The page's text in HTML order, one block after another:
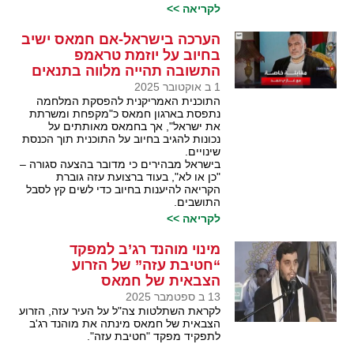
לקריאה >>
הערכה בישראל-אם חמאס ישיב
בחיוב על יוזמת טראמפ
התשובה תהייה מלווה בתנאים
1 ב אוקטובר 2025
התוכנית האמריקנית להפסקת המלחמה
נתפסת בארגון חמאס כ"מקפחת ומשרתת
את ישראל", אך בחמאס מאותתים על
נכונות להגיב בחיוב על התוכנית תוך הכנסת
שינויים.
בישראל מבהירים כי מדובר בהצעה סגורה –
"כן או לא", בעוד ברצועת עזה גוברת
הקריאה להיענות בחיוב כדי לשים קץ לסבל
התושבים.
לקריאה >>
מינוי מוהנד רג’ב למפקד
“חטיבת עזה” של הזרוע
הצבאית של חמאס
13 ב ספטמבר 2025
לקראת השתלטות צה"ל על העיר עזה, הזרוע
הצבאית של חמאס מינתה את מוהנד רג'ב
לתפקיד מפקד "חטיבת עזה".